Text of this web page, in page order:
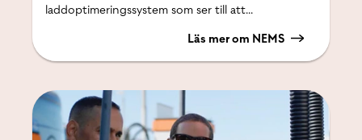
laddoptimeringssystem som ser till att...
Läs mer om NEMS